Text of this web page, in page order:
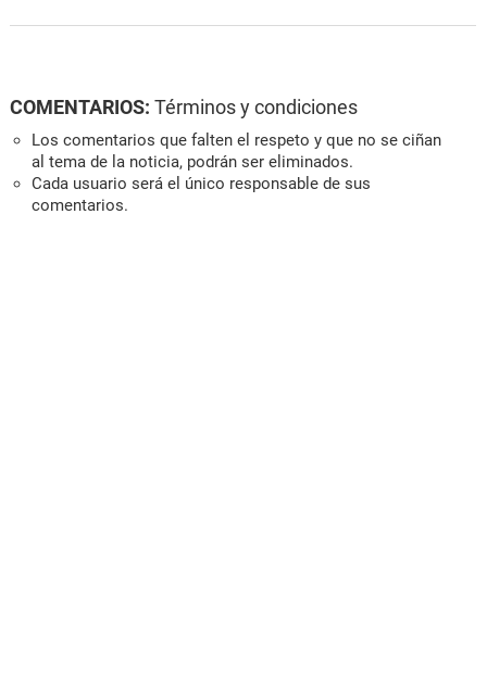
COMENTARIOS: Términos y condiciones
Los comentarios que falten el respeto y que no se ciñan
al tema de la noticia, podrán ser eliminados.
Cada usuario será el único responsable de sus
comentarios.